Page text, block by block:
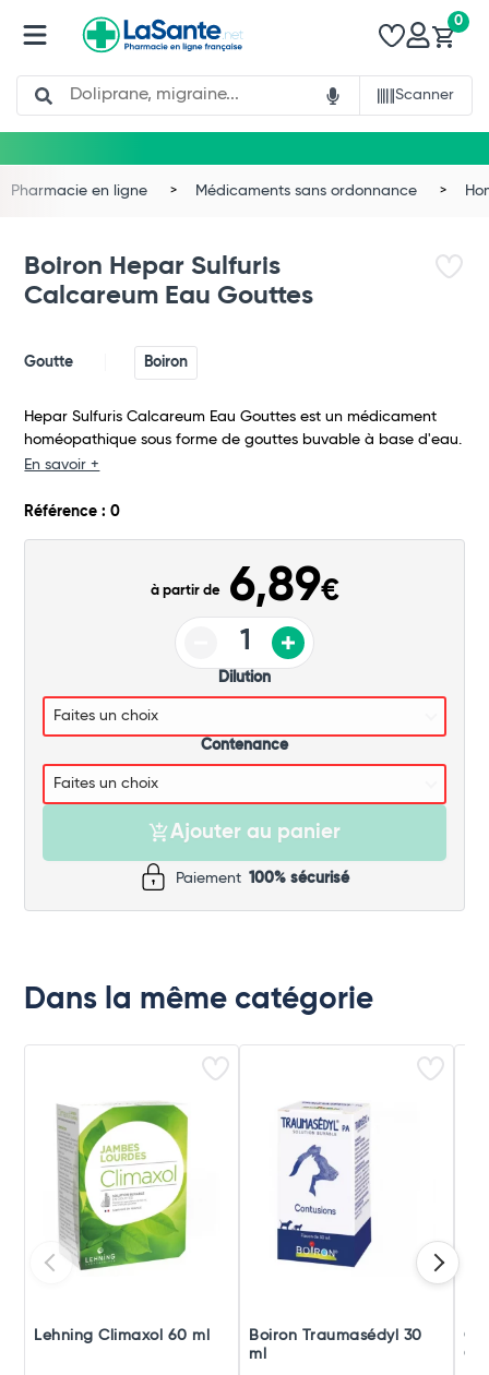
Search
Scanner
0
Total
Pharmacie en ligne Médicaments sans ordonnance
Boiron Hepar Sulfuris
Calcareum Eau Gouttes
Goutte Boiron
Hepar Sulfuris Calcareum Eau Gouttes est un médicament
homéopathique sous forme de gouttes buvable à base d'eau.
En savoir +
Référence : 0
à partir de 6,89€
Dilution
Contenance
Ajouter au panier
Paiement 100% sécurisé
Dans la même catégorie
Lehning Climaxol 60 ml
Boiron Traumasédyl 30
ml